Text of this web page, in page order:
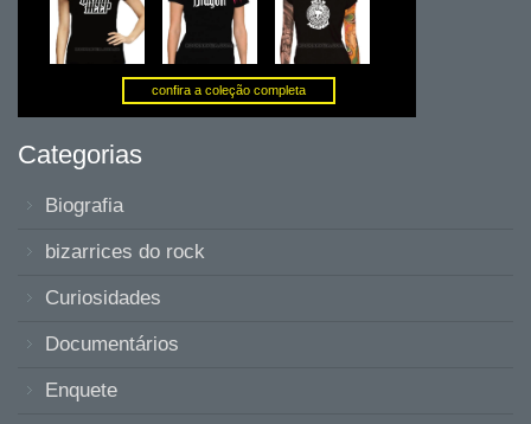
Categorias
Biografia
bizarrices do rock
Curiosidades
Documentários
Enquete